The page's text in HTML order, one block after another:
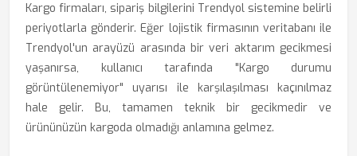
Kargo firmaları, sipariş bilgilerini Trendyol sistemine belirli
periyotlarla gönderir. Eğer lojistik firmasının veritabanı ile
Trendyol'un arayüzü arasında bir veri aktarım gecikmesi
yaşanırsa, kullanıcı tarafında "Kargo durumu
görüntülenemiyor" uyarısı ile karşılaşılması kaçınılmaz
hale gelir. Bu, tamamen teknik bir gecikmedir ve
ürününüzün kargoda olmadığı anlamına gelmez.